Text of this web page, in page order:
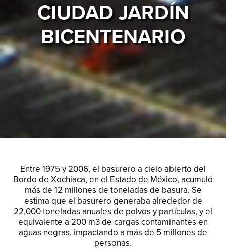
CIUDAD JARDÍN
BICENTENARIO
Entre 1975 y 2006, el basurero a cielo abierto del
Bordo de Xochiaca, en el Estado de México, acumuló
más de 12 millones de toneladas de basura. Se
estima que el basurero generaba alrededor de
22,000 toneladas anuales de polvos y partículas, y el
equivalente a 200 m3 de cargas contaminantes en
aguas negras, impactando a más de 5 millones de
personas.